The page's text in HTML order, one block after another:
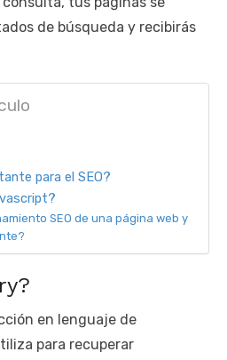
de búsqueda y recibirás
para el SEO?
SEO de una página web y
en lenguaje de
para recuperar